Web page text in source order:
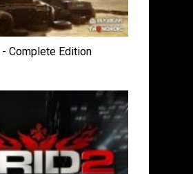
Complete Edition